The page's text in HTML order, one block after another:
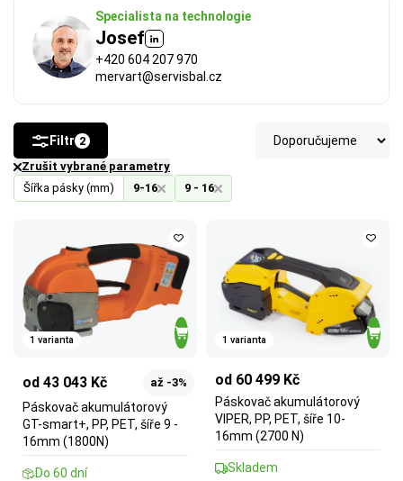
Specialista na technologie
Josef
+420 604 207 970
mervart@servisbal.cz
Šířka pásky (mm) 9-16 9 - 16
Zrušit vybrané parametry
Filtr 2
1 varianta
od 43 043 Kč až -3%
Páskovač akumulátorový
GT-smart+, PP, PET, šíře 9 -
16mm (1800N)
Do 60 dní
1 varianta
od 60 499 Kč
Páskovač akumulátorový
VIPER, PP, PET, šíře 10-
16mm (2700 N)
Skladem